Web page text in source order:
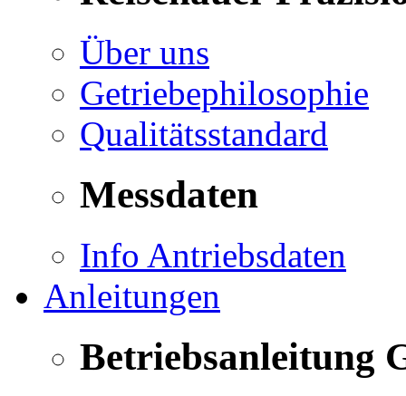
Über uns
Getriebephilosophie
Qualitätsstandard
Messdaten
Info Antriebsdaten
Anleitungen
Betriebsanleitung